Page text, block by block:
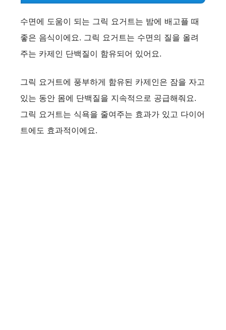
수면에 도움이 되는 그릭 요거트는 밤에 배고플 때
좋은 음식이에요. 그릭 요거트는 수면의 질을 올려
주는 카제인 단백질이 함유되어 있어요.
그릭 요거트에 풍부하게 함유된 카제인은 잠을 자고
있는 동안 몸에 단백질을 지속적으로 공급해줘요.
그릭 요거트는 식욕을 줄여주는 효과가 있고 다이어
트에도 효과적이에요.